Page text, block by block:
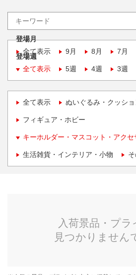
登場月
全て表示
9月 8月 7月
登場週
全て表示
5週 4週 3週
全て表示 ぬいぐるみ・クッショ
フィギュア・ホビー
キーホルダー・マスコット・アクセ
生活雑貨・インテリア・小物